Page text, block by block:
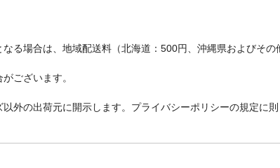
る場合は、地域配送料（北海道：500円、沖縄県およびそ
ございます。
外の出荷元に開示します。プライバシーポリシーの規定に則